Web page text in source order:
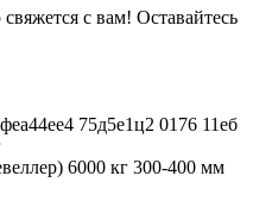
с вам! Оставайтесь
6000 кг 300-400 мм